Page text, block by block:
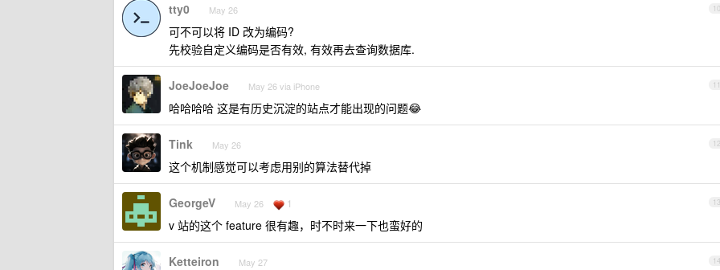
10
tty0 May 26
可不可以将 ID 改为编码?
先校验自定义编码是否有效, 有效再去查询数据库.
11
JoeJoeJoe May 26 via iPhone
哈哈哈哈 这是有历史沉淀的站点才能出现的问题😂
12
Tink May 26
这个机制感觉可以考虑用别的算法替代掉
13
GeorgeV May 26 1
v 站的这个 feature 很有趣，时不时来一下也蛮好的
14
Ketteiron May 27